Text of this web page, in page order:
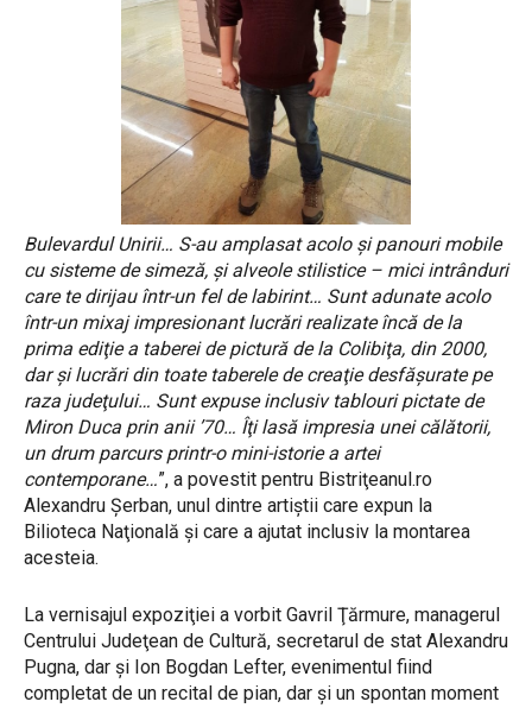
Bulevardul Unirii… S-au amplasat acolo şi panouri mobile
cu sisteme de simeză, şi alveole stilistice – mici intrânduri
care te dirijau într-un fel de labirint… Sunt adunate acolo
într-un mixaj impresionant lucrări realizate încă de la
prima ediţie a taberei de pictură de la Colibiţa, din 2000,
dar şi lucrări din toate taberele de creaţie desfăşurate pe
raza judeţului… Sunt expuse inclusiv tablouri pictate de
Miron Duca prin anii ’70… Îţi lasă impresia unei călătorii,
un drum parcurs printr-o mini-istorie a artei
contemporane…”, a povestit pentru Bistriţeanul.ro
Alexandru Şerban, unul dintre artiştii care expun la
Bilioteca Naţională şi care a ajutat inclusiv la montarea
acesteia.
La vernisajul expoziţiei a vorbit Gavril Ţărmure, managerul
Centrului Judeţean de Cultură, secretarul de stat Alexandru
Pugna, dar şi Ion Bogdan Lefter, evenimentul fiind
completat de un recital de pian, dar şi un spontan moment